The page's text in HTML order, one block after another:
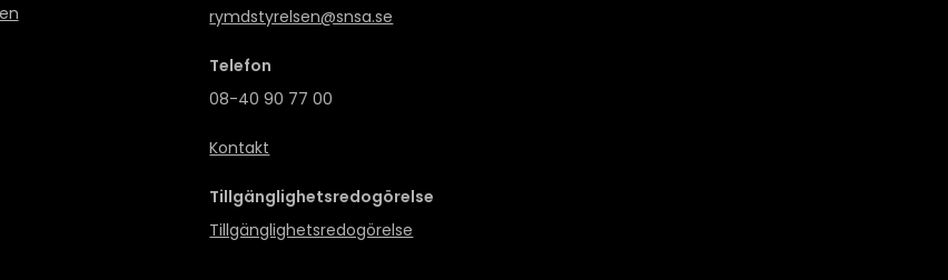
rymdstyrelsen@snsa.se
Telefon
08-40 90 77 00
Kontakt
Tillgänglighetsredogörelse
Tillgänglighetsredogörelse